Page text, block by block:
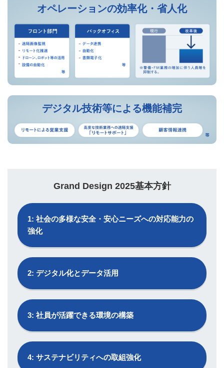
オペレーションの効率化・省人化
デジタル技術等による機能補完
Grand Design 2025基本方針
1: 社会の多様な安全・安心ニーズへの対応能力の
強化
2: デジタル化とデータ活用
3: 社員が活躍できる環境の構築
4: サステナビリティへの取組強化